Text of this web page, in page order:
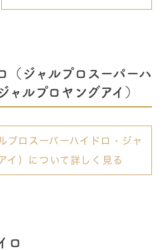
（ジャルプロスーパーハ
ャルプロヤングアイ）
プロスーパーハイドロ・ジャ
イ）について詳しく見る
ロ